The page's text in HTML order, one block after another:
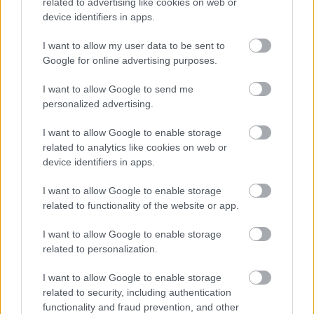
device identifiers in apps.
I want to allow my user data to be sent to
Google for online advertising purposes.
I want to allow Google to send me
personalized advertising.
I want to allow Google to enable storage
related to analytics like cookies on web or
device identifiers in apps.
I want to allow Google to enable storage
related to functionality of the website or app.
I want to allow Google to enable storage
related to personalization.
I want to allow Google to enable storage
related to security, including authentication
functionality and fraud prevention, and other
εισοδήματος – Τι ισχύει -ΒΙΝΤΕΟ
, 2 Απριλίου 2020 || Επικαιρότητα